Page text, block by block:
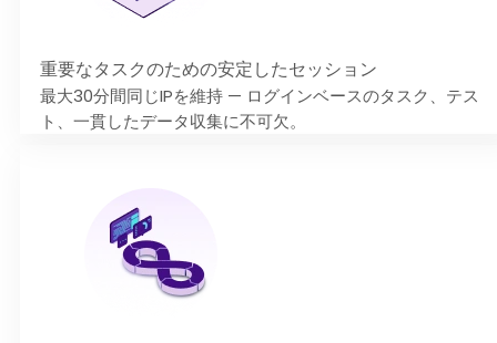
重要なタスクのための安定したセッション
最大30分間同じIPを維持 — ログインベースのタスク、テス
ト、一貫したデータ収集に不可欠。